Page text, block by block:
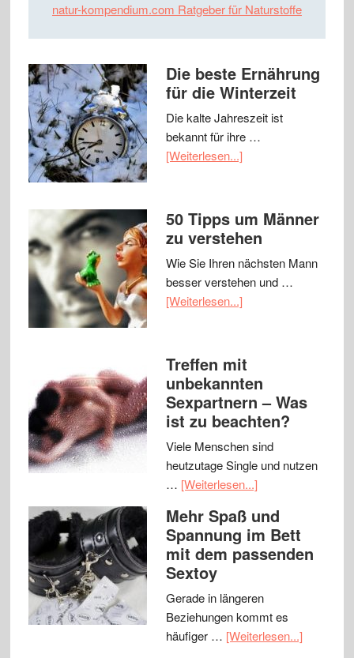
natur-kompendium.com Ratgeber für Naturstoffe
Die beste Ernährung
für die Winterzeit
Die kalte Jahreszeit ist
bekannt für ihre …
[Weiterlesen...]
50 Tipps um Männer
zu verstehen
Wie Sie Ihren nächsten Mann
besser verstehen und …
[Weiterlesen...]
Treffen mit
unbekannten
Sexpartnern – Was
ist zu beachten?
Viele Menschen sind
heutzutage Single und nutzen
… [Weiterlesen...]
Mehr Spaß und
Spannung im Bett
mit dem passenden
Sextoy
Gerade in längeren
Beziehungen kommt es
häufiger … [Weiterlesen...]